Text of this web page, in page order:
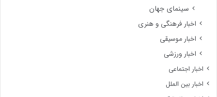
سینمای جهان
اخبار فرهنگی و هنری
اخبار موسیقی
اخبار ورزشی
اخبار اجتماعی
اخبار بین الملل